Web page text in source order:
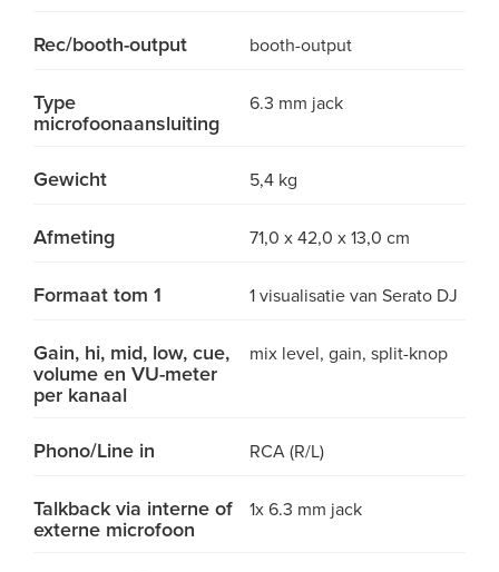
Rec/booth-output booth-output
Type
microfoonaansluiting
6.3 mm jack
Gewicht 5,4 kg
Afmeting 71,0 x 42,0 x 13,0 cm
Formaat tom 1 1 visualisatie van Serato DJ
Gain, hi, mid, low, cue,
volume en VU-meter
per kanaal
mix level, gain, split-knop
Phono/Line in RCA (R/L)
Talkback via interne of
externe microfoon
1x 6.3 mm jack